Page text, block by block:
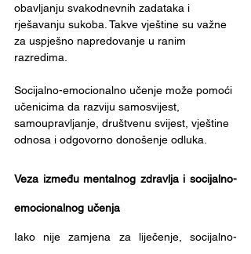
obavljanju svakodnevnih zadataka i
rješavanju sukoba. Takve vještine su važne
za uspješno napredovanje u ranim
razredima.
Socijalno-emocionalno učenje može pomoći
učenicima da razviju samosvijest,
samoupravljanje, društvenu svijest, vještine
odnosa i odgovorno donošenje odluka.
Veza između mentalnog zdravlja i socijalno-
emocionalnog učenja
Iako nije zamjena za liječenje, socijalno-